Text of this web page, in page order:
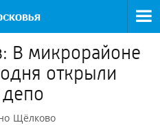
В микрорайоне
открыли
Щёлково